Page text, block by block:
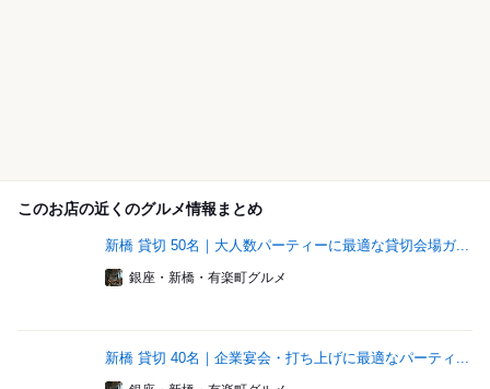
このお店の近くのグルメ情報まとめ
新橋 貸切 50名｜大人数パーティーに最適な貸切会場ガ...
銀座・新橋・有楽町グルメ
新橋 貸切 40名｜企業宴会・打ち上げに最適なパーティ...